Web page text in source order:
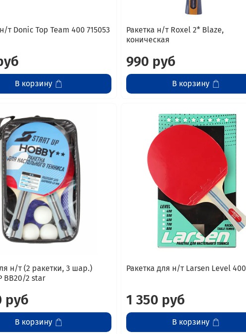
т Donic Top Team 400 715053
В корзину
Ракетка н/т Roxel 2* Blaze,
коническая
990 руб
В корзину
н/т (2 ракетки, 3 шар.)
BB20/2 star
руб
В корзину
Ракетка для н/т Larsen Level 400
1 350 руб
В корзину